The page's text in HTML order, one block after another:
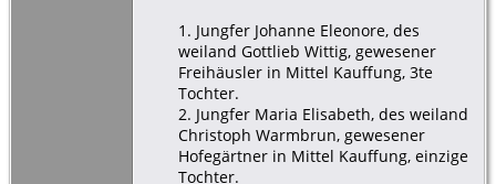
1. Jungfer Johanne Eleonore, des
weiland Gottlieb Wittig, gewesener
Freihäusler in Mittel Kauffung, 3te
Tochter.
2. Jungfer Maria Elisabeth, des weiland
Christoph Warmbrun, gewesener
Hofegärtner in Mittel Kauffung, einzige
Tochter.